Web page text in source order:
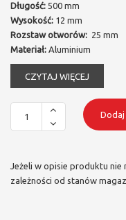
Długość: 500 mm
Wysokość: 12 mm
Rozstaw otworów: 25 mm
Materiał: Aluminium
CZYTAJ WIĘCEJ
Jeżeli w opisie produktu nie
zależności od stanów